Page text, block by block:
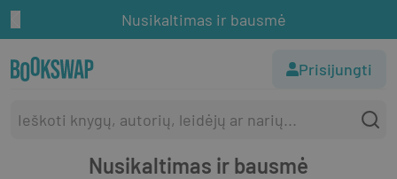
Nusikaltimas ir bausmė
Prisijungti
Nusikaltimas ir bausmė